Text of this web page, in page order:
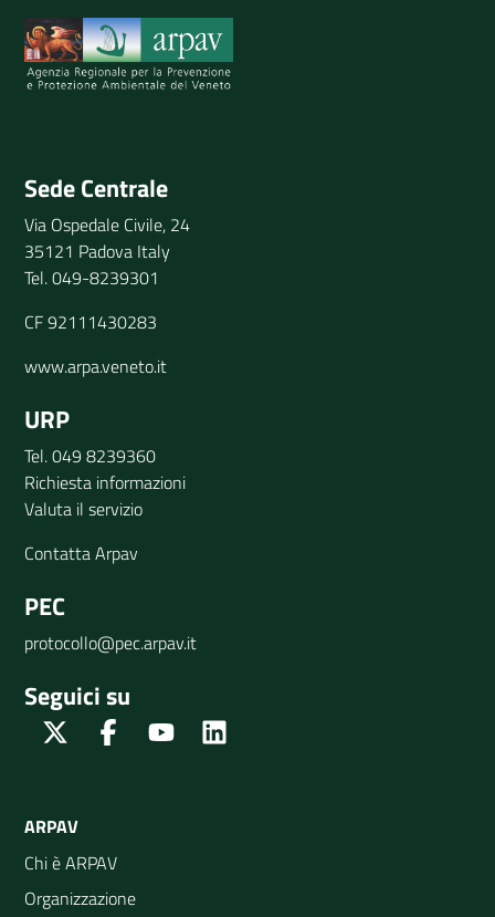
Sede Centrale
Via Ospedale Civile, 24
35121 Padova Italy
Tel. 049-8239301
CF 92111430283
www.arpa.veneto.it
URP
Tel. 049 8239360
Richiesta informazioni
Valuta il servizio
Contatta Arpav
PEC
protocollo@pec.arpav.it
Seguici su
Twitter FacebookYoutube
ARPAV
Chi è ARPAV
Organizzazione